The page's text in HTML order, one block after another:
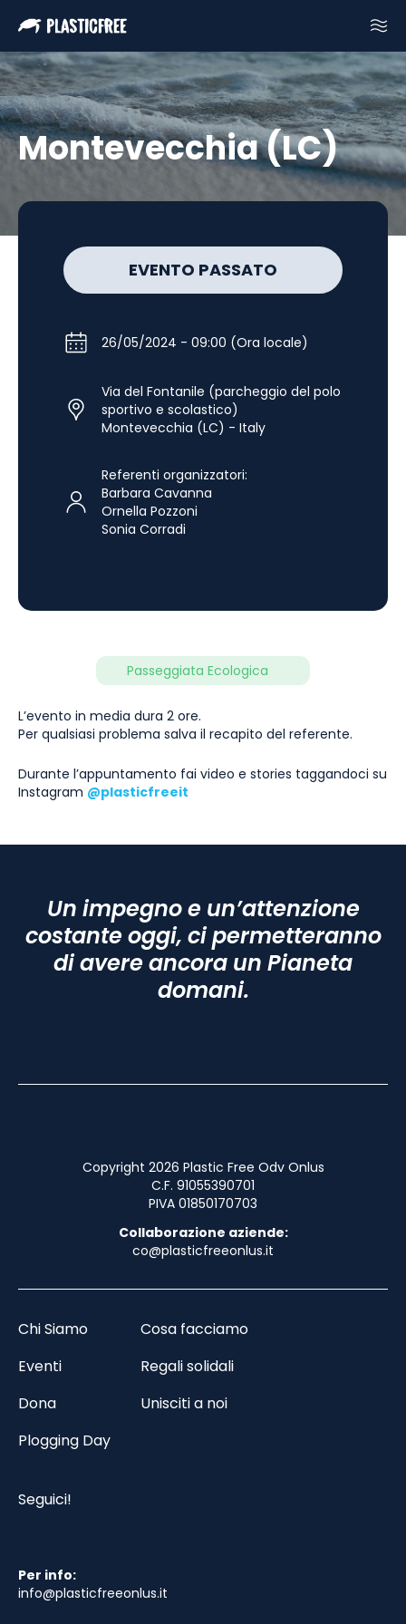
Montevecchia (LC)
Passeggiata Ecologica
L’evento in media dura 2 ore.
Per qualsiasi problema salva il recapito del referente.
Durante l’appuntamento fai video e stories taggandoci su
Instagram @plasticfreeit
EVENTO PASSATO
26/05/2024 - 09:00 (Ora locale)
Via del Fontanile (parcheggio del polo
sportivo e scolastico)
Montevecchia (LC) - Italy
Referenti organizzatori:
Barbara Cavanna
Ornella Pozzoni
Sonia Corradi
Un impegno e un’attenzione
costante oggi, ci permetteranno
di avere ancora un Pianeta
domani.
Copyright 2026 Plastic Free Odv Onlus
C.F. 91055390701
PIVA 01850170703
Collaborazione aziende:
co@plasticfreeonlus.it
Chi Siamo
Cosa facciamo
Eventi
Regali solidali
Dona
Unisciti a noi
Plogging Day
Seguici!
Per info:
info@plasticfreeonlus.it